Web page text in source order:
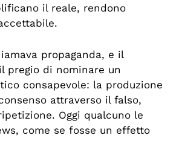
il reale, rendono
propaganda, e il
pregio di nominare un
consapevole: la produzione
attraverso il falso,
Oggi qualcuno le
come se fosse un effetto